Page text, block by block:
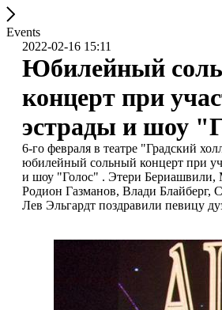
Events
2022-02-16 15:11
Юбилейный
концерт при
эстрады и шоу
6-го февраля в театре "Градский
юбилейный сольный концерт при
и шоу "Голос" . Этери Бериашвили,
Родион Газманов, Влади Блайберг,
Лев Эльгардт поздравили певицу